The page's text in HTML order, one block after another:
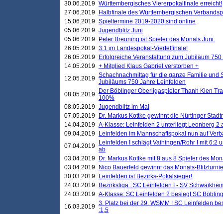
30.06.2019 Württembergisches Viererpokalfinale erreicht!
27.06.2019
Halbfinale des Württembergischen
15.06.2019 Spieltermine 2019-2020 sind online
05.06.2019 Jugendblitz Juni
05.06.2019
Peter Breuning ist Spieler des Monats Juni.
26.05.2019 3:1 im Landespokal-Viertelfinale!
26.05.2019
Erfolgreiche Veranstaltung zum Jubiläum
14.05.2019 + Mitglied Klaus Gabriel verstorben +
12.05.2019 Schachnachmittag für die ganze Familie und
Jubiläums 750 Jahre Leinfelden
08.05.2019
Der Böblinger Oberligaspieler Thanh Kien
100%
08.05.2019 Jugendblitz im Mai
07.05.2019
Dr. Markus Kottke gewinnt die Nürtinger
14.04.2019 A-Klasse: Leinfelden 2 unterliegt Leonberg 2
09.04.2019
Leinfelden im Mannschaftspokal nun auf
07.04.2019
Leinfelden I schlägt Vaihingen/Rohr I mit 6:2
ab
03.04.2019
Dr. Markus Kottke mit 8 aus 8 Spieler des
03.04.2019
Nico Bauerfeld gewinnt das Monats-
30.03.2019
Leinfelden ist Bezirks-Pokalsieger!
24.03.2019
Bezirksliga : SC Leinfelden I - SV
24.03.2019 A-Klasse: SC Leinfelden 2 besiegt SC
16.03.2019 3. Platz bei der 29. WSMM ! SC Leinfelden
:1,5